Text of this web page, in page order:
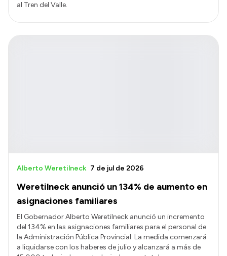
al Tren del Valle.
Weretilneck anunció un 134% de aumento en
asignaciones familiares
Alberto Weretilneck 7 de jul de 2026
El Gobernador Alberto Weretilneck anunció un incremento
del 134% en las asignaciones familiares para el personal de
la Administración Pública Provincial. La medida comenzará
a liquidarse con los haberes de julio y alcanzará a más de